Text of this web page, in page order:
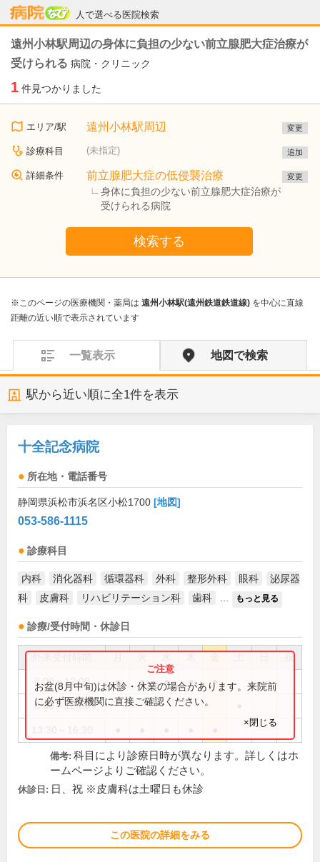
人で選べる医院検索
病院なび
遠州小林駅周辺の身体に負担の少ない前立腺肥大症治療が
受けられる 病院・クリニック
1 件見つかりました
エリア/駅 遠州小林駅周辺 変更
診療科目 (未指定) 追加
詳細条件 前立腺肥大症の低侵襲治療
身体に負担の少ない前立腺肥大症治療が
受けられる病院
変更
検索する
※このページの医療機関・薬局は 遠州小林駅(遠州鉄道鉄道線) を中心に直線
距離の近い順で表示されています
一覧表示 地図で検索
駅から近い順に全1件を表示
十全記念病院
所在地・電話番号
静岡県浜松市浜名区小松1700 [地図]
053-586-1115
診療科目
内科 消化器科 循環器科 外科 整形外科 眼科
泌尿器
科
皮膚科 リハビリテーション科 歯科 もっと見る
診療/受付時間・休診日
祝
8:00～12:00 ● ● ● ● ●
8:00～12:30
お盆(8月中旬)は休診・休業の場合があります。来院前
に必ず医療機関に直接ご確認ください。
×閉じる
備考: 科目により診療日時が異なります。詳しくはホ
ームページよりご確認ください。
休診日: 日、祝 ※皮膚科は土曜日も休診
この医院の詳細をみる